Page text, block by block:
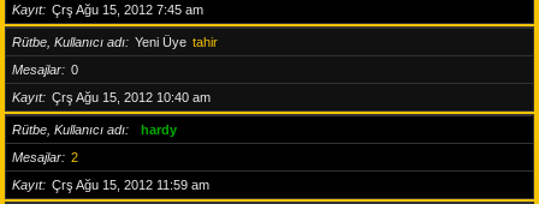
Kayıt
Çrş Ağu 15, 2012 7:45 am
Rütbe, Kullanıcı adı Yeni Üye tahir
Mesajlar
0
Kayıt
Çrş Ağu 15, 2012 10:40 am
Rütbe, Kullanıcı adı
hardy
Mesajlar
2
Kayıt
Çrş Ağu 15, 2012 11:59 am